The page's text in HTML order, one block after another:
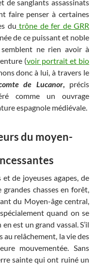
de sanglants assassinats
faire penser à certaines
du trône de fer de GRR
de ce puissant et noble
ne rien avoir à
(voir portrait et bio
donc à lui, à travers le
de Lucanor, précis
comme un ouvrage
espagnole médiévale.
du moyen-
et de joyeuses agapes, de
chasses en forêt,
du Moyen-âge central,
quand on se
est un grand vassal. S’il
au relâchement, la vie des
mouvementée. Sans
sainte qui ont ruiné un